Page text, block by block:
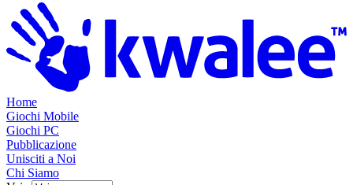
Home
Giochi Mobile
Giochi PC
Pubblicazione
Unisciti a Noi
Chi Siamo